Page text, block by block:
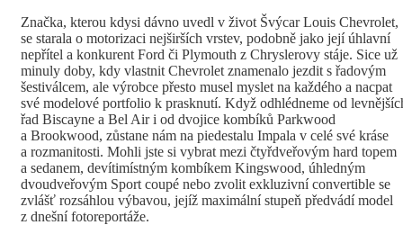
Značka, kterou kdysi dávno uvedl v život Švýcar Louis Chevrolet,
se starala o motorizaci nejširších vrstev, podobně jako její úhlavní
nepřítel a konkurent Ford či Plymouth z Chryslerovy stáje. Sice už
minuly doby, kdy vlastnit Chevrolet znamenalo jezdit s řadovým
šestiválcem, ale výrobce přesto musel myslet na každého a nacpat
své modelové portfolio k prasknutí. Když odhlédneme od
řad Biscayne a Bel Air i od dvojice kombíků Parkwood
a Brookwood, zůstane nám na piedestalu Impala v celé své kráse
a rozmanitosti. Mohli jste si vybrat mezi čtyřdveřovým hard topem
a sedanem, devítimístným kombíkem Kingswood, úhledným
dvoudveřovým Sport coupé nebo zvolit exkluzivní convertible se
zvlášť rozsáhlou výbavou, jejíž maximální stupeň předvádí model
z dnešní fotoreportáže.